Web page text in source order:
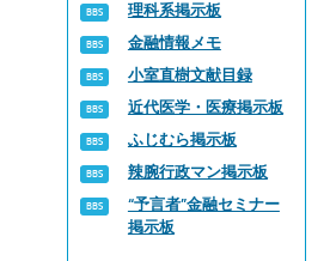
理科系掲示板
金融情報メモ
小室直樹文献目録
近代医学・医療掲示板
ふじむら掲示板
辣腕行政マン掲示板
“予言者”金融セミナー
掲示板